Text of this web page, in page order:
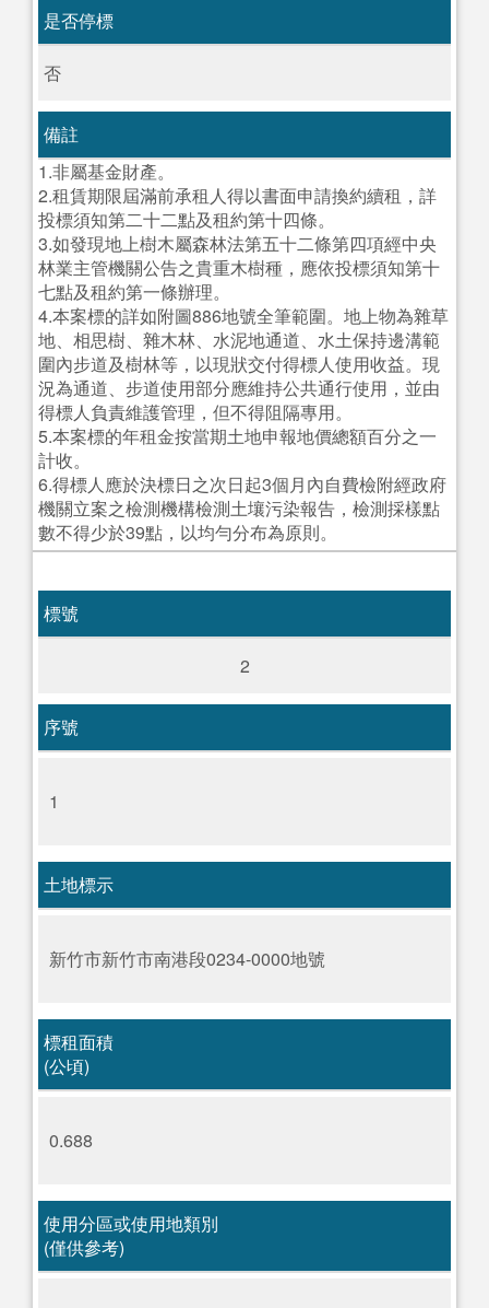
是否停標
否
備註
1.非屬基金財產。
2.租賃期限屆滿前承租人得以書面申請換約續租，詳
投標須知第二十二點及租約第十四條。
3.如發現地上樹木屬森林法第五十二條第四項經中央
林業主管機關公告之貴重木樹種，應依投標須知第十
七點及租約第一條辦理。
4.本案標的詳如附圖886地號全筆範圍。地上物為雜草
地、相思樹、雜木林、水泥地通道、水土保持邊溝範
圍內步道及樹林等，以現狀交付得標人使用收益。現
況為通道、步道使用部分應維持公共通行使用，並由
得標人負責維護管理，但不得阻隔專用。
5.本案標的年租金按當期土地申報地價總額百分之一
計收。
6.得標人應於決標日之次日起3個月內自費檢附經政府
機關立案之檢測機構檢測土壤污染報告，檢測採樣點
數不得少於39點，以均勻分布為原則。
標號
2
序號
1
土地標示
新竹市新竹市南港段0234-0000地號
標租面積
(公頃)
0.688
使用分區或使用地類別
(僅供參考)